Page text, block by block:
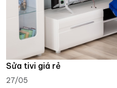
Sửa tivi giá rẻ
27/05